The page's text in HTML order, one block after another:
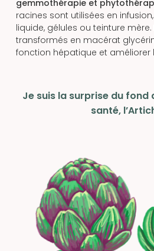
gemmothérapie et
racines sont utilisées en
liquide, gélules ou teinture
transformés en macérat
fonction hépatique et améliorer
Je suis la surprise du
santé,